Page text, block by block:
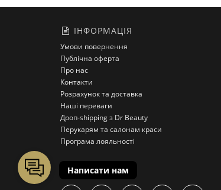
ІНФОРМАЦІЯ
Умови повернення
Публічна оферта
Про нас
Контакти
Розрахунок та доставка
Наші переваги
Дроп-shipping з Dr Beauty
Перукарям та салонам краси
Програма лояльності